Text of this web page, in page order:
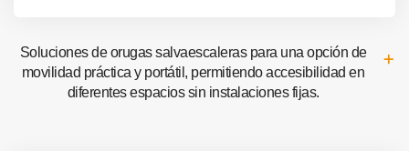
Soluciones de orugas salvaescaleras para una opción de
movilidad práctica y portátil, permitiendo accesibilidad en
diferentes espacios sin instalaciones fijas.